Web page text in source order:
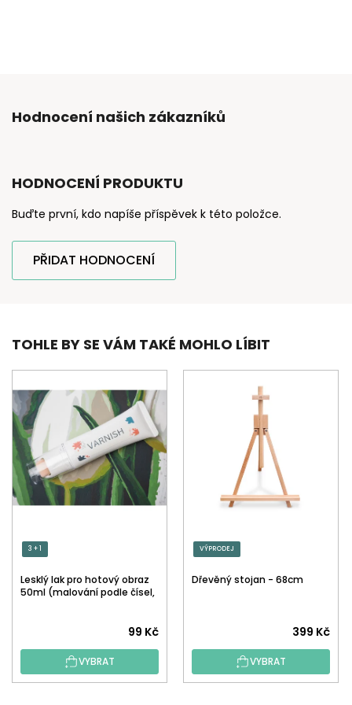
Hodnocení našich zákazníků
HODNOCENÍ PRODUKTU
Buďte první, kdo napíše příspěvek k této položce.
PŘIDAT HODNOCENÍ
TOHLE BY SE VÁM TAKÉ MOHLO LÍBIT
3 + 1
Lesklý lak pro hotový obraz
50ml (malování podle čísel,
hodnocení
produktu
je
99 Kč
VYBRAT
VÝPRODEJ
Dřevěný stojan - 68cm
399 Kč
VYBRAT